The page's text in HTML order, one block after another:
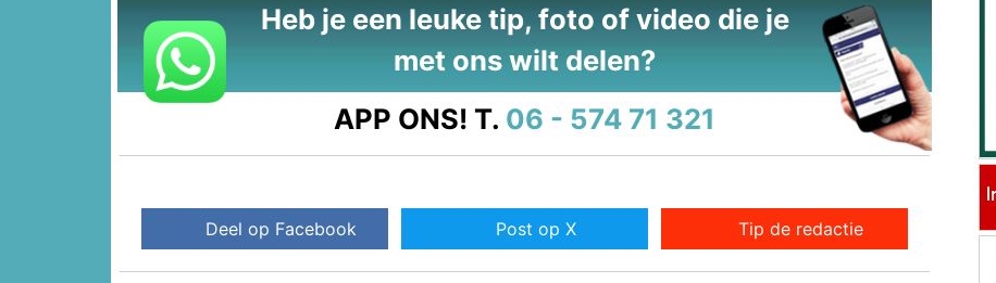
Heb je een leuke tip, foto of video die je
met ons wilt delen?
APP ONS! T. 06 - 574 71 321
Deel op Facebook Post op X Tip de redactie